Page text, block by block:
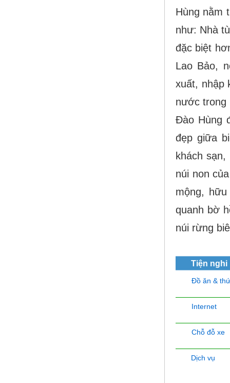
Hùng nằm
như: Nhà
đặc biệt
Lao Bảo,
xuất, nhập
nước trong
Đào Hùng
đẹp giữa
khách
núi non
mộng,
quanh bờ
núi rừng
Tiện nghi
Đồ ăn &
Internet
Chỗ đỗ xe
Dịch vụ